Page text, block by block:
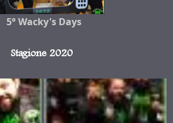
5° Wacky's Days
Stagione 2020